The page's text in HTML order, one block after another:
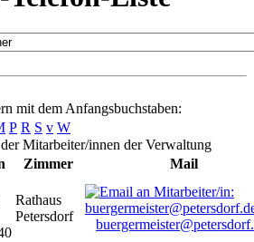
mit dem Anfangsbuchstaben:
P R S v W
Mitarbeiter/innen der Verwaltung
Zimmer Mail
Rathaus
Petersdorf